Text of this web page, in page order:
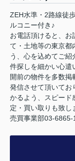
ZEH水準・2路線徒
ルコニー付き♪
お電話頂けると、お
て・土地等の東京都
う、心を込めてご
件探しを細かい心遣
開前の物件を多数掲
発信させて頂いてお
かるよう、スピード
定・買い取りも致し
売買事業部03-